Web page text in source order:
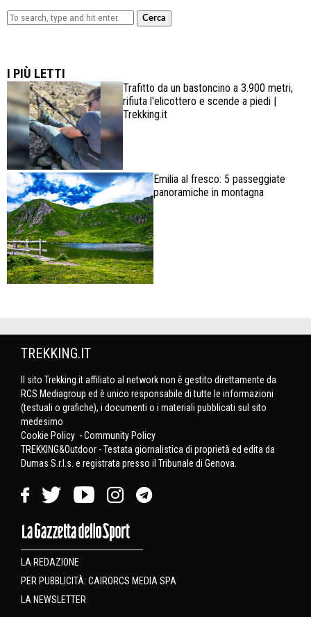
Cerca
I PIÙ LETTI
Trafitto da un bastoncino a 3.900 metri,
rifiuta l'elicottero e scende a piedi |
Trekking.it
Emilia al fresco: 5 passeggiate
panoramiche in montagna
TREKKING.IT
Il sito Trekking.it affiliato al network non è gestito direttamente da
RCS Mediagroup ed è unico responsabile di tutte le informazioni
(testuali o grafiche), i documenti o i materiali pubblicati sul sito
medesimo
Cookie Policy -Community Policy
TREKKING&Outdoor - Testata giornalistica di proprietà ed edita da
Dumas S.r.l.s. e registrata presso il Tribunale di Genova.
LA REDAZIONE
PER PUBBLICITÀ: CAIRORCS MEDIA SPA
LA NEWSLETTER